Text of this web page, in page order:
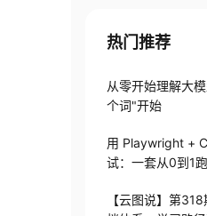
热门推荐
从零开始理解大
个词"开始
用 Playwright +
试：一套从0到1
【云图说】第